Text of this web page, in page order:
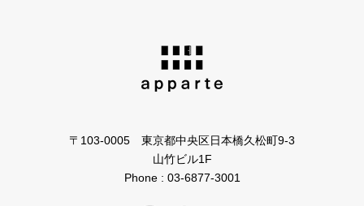
〒103-0005 東京都中央区日本橋久松町9-3
山竹ビル1F
Phone : 03-6877-3001